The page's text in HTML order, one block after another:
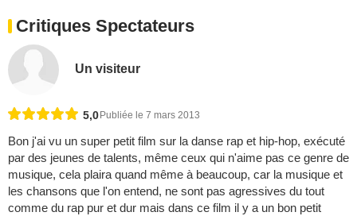
Critiques Spectateurs
Un visiteur
5,0 Publiée le 7 mars 2013
Bon j'ai vu un super petit film sur la danse rap et hip-hop, exécuté
par des jeunes de talents, même ceux qui n'aime pas ce genre de
musique, cela plaira quand même à beaucoup, car la musique et
les chansons que l'on entend, ne sont pas agressives du tout
comme du rap pur et dur mais dans ce film il y a un bon petit